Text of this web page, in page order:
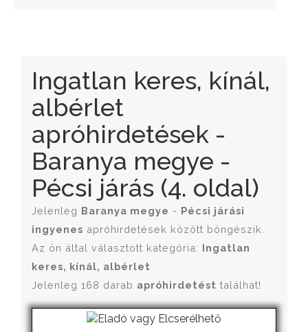
Ingatlan keres, kínál,
albérlet
apróhirdetések -
Baranya megye -
Pécsi járás (4. oldal)
Jelenleg Baranya megye - Pécsi járási
ingyenes apróhirdetések között böngészik.
Az ön által választott kategória: Ingatlan
keres, kínál, albérlet
Jelenleg 168 darab apróhirdetést találhat!